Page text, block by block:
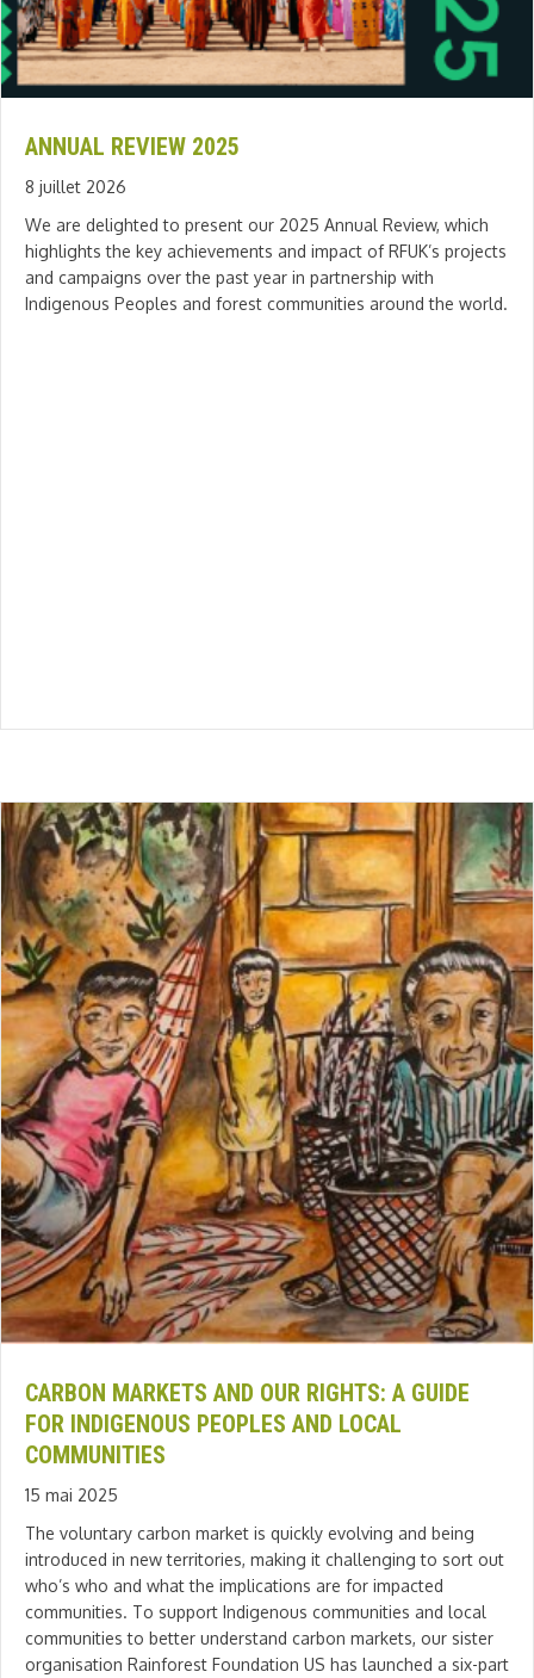
ANNUAL REVIEW 2025
8 juillet 2026
We are delighted to present our 2025 Annual Review, which
highlights the key achievements and impact of RFUK’s projects
and campaigns over the past year in partnership with
Indigenous Peoples and forest communities around the world.
CARBON MARKETS AND OUR RIGHTS: A GUIDE
FOR INDIGENOUS PEOPLES AND LOCAL
COMMUNITIES
15 mai 2025
The voluntary carbon market is quickly evolving and being
introduced in new territories, making it challenging to sort out
who’s who and what the implications are for impacted
communities. To support Indigenous communities and local
communities to better understand carbon markets, our sister
organisation Rainforest Foundation US has launched a six-part